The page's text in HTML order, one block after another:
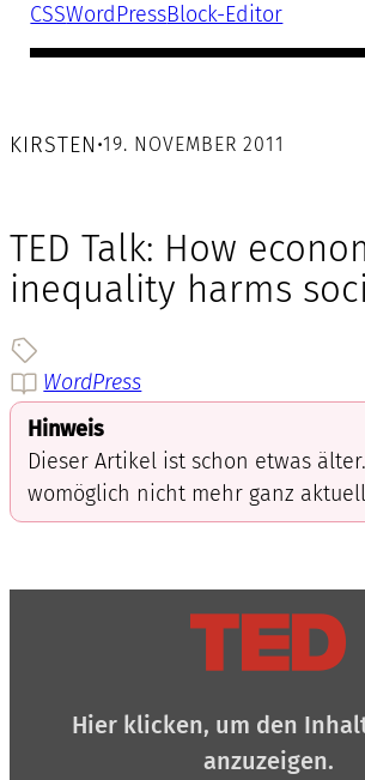
CSSWordPressBlock-Editor
KIRSTEN•19. NOVEMBER 2011
TED Talk: How
inequality harms
WordPress
Hinweis
Dieser Artikel ist schon etwas
womöglich nicht mehr ganz
Hier klicken, um den
anzuzeigen.